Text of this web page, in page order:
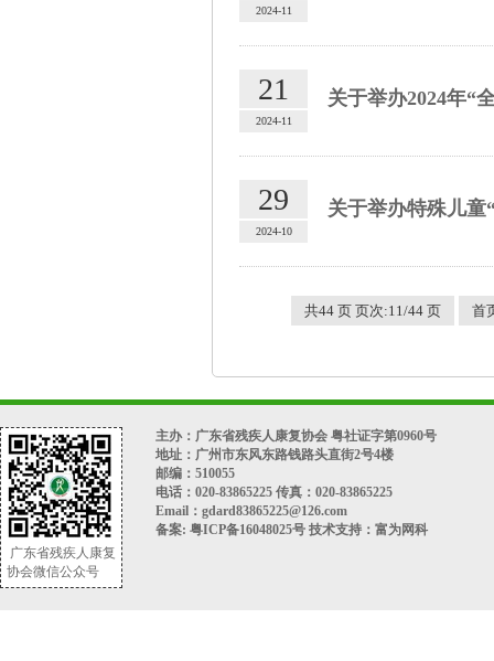
2024-11
21
2024-11
关于举办2024年“
29
2024-10
关于举办特殊儿童
共44 页 页次:11/44 页 首
广东省残疾人康复
协会微信公众号
主办：广东省残疾人康复协会 粤社证字第0960号
地址：广州市东风东路钱路头直街2号4楼
邮编：510055
电话：020-83865225 传真：020-83865225
Email：gdard83865225@126.com
备案: 粤ICP备16048025号 技术支持： 富为网科